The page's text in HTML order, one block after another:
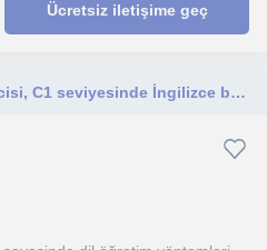
Ücretsiz iletişime geç
ngilizce Öğretmenliği öğrencisi, C1 seviyesinde İngilizce bilen, her seviyeye yönelik bire bir ders veren eğitmen.